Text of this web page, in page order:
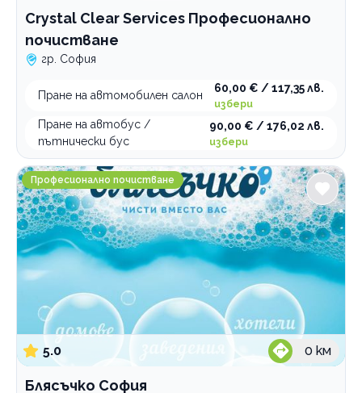
Crystal Clear Services Професионално
почистване
гр. София
Пране на автомобилен салон
60,00 € / 117,35 лв.
избери
Пране на автобус /
пътнически бус
90,00 € / 176,02 лв.
избери
Блясъчко София
Професионално почистване
5.0 0 км
Блясъчко София
Годишен технически преглед
Превозни средства под наем
Пътна помощ
Сервиз за гуми
По домовете